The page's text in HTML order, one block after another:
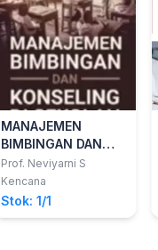
MANAJEMEN
BIMBINGAN DAN
KONSELING DI
SEKOLAH : Konsep,
Masalah, dan Solusi
Prof. Neviyarni S
Kencana
Stok: 1/1